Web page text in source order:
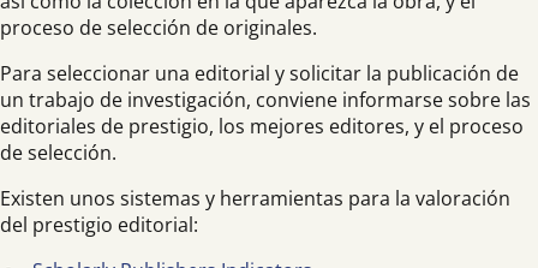
proceso de selección de originales.
Para seleccionar una editorial y solicitar la publicación de
un trabajo de investigación, conviene informarse sobre las
editoriales de prestigio, los mejores editores, y el proceso
de selección.
Existen unos sistemas y herramientas para la valoración
del prestigio editorial: